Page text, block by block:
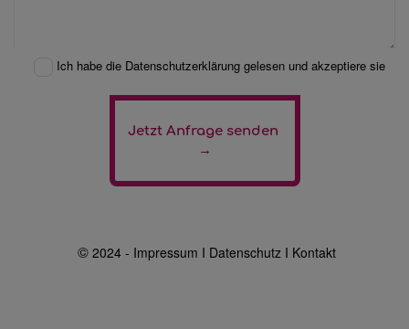
Ich habe die Datenschutzerklärung gelesen und akzeptiere sie
Jetzt Anfrage senden
→
© 2024 - Impressum Ι DatenschutzΙ Kontakt